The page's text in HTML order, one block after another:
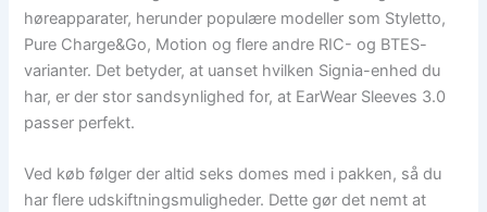
høreapparater, herunder populære modeller som Styletto,
Pure Charge&Go, Motion og flere andre RIC- og BTES-
varianter. Det betyder, at uanset hvilken Signia-enhed du
har, er der stor sandsynlighed for, at EarWear Sleeves 3.0
passer perfekt.
Ved køb følger der altid seks domes med i pakken, så du
har flere udskiftningsmuligheder. Dette gør det nemt at